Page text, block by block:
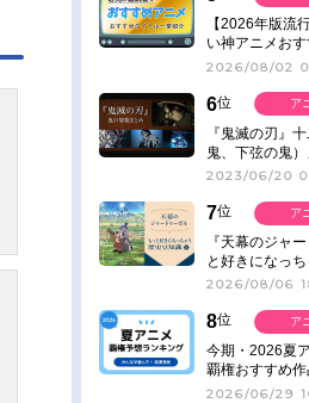
【2026年版流
い神アニメお
【名作・話題作
2026/08/02
6位
『鬼滅の刃』
鬼、下弦の鬼
紹介＆解説（登
2023/06/20
ア
7位
『天幕のジャ
と好きになっ
2026/08/06
ア
8位
今期・2026夏
覇権おすすめ
結果発表！
2026/06/29
ア